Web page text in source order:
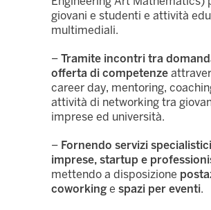
giovani e studenti e attività
multimediali.
– Tramite incontri tra
offerta di competenze
career day, mentoring,
attività di networking tra
imprese ed università.
– Fornendo servizi
imprese, startup e
mettendo a disposizione
coworking e spazi per eventi.